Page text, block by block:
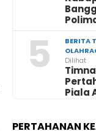
5 BERITA
Dilihat
Piala
PERTAHANAN